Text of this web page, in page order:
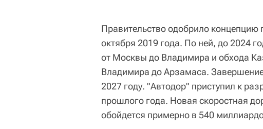
Правительство одобрило
октября 2019 года. По ней, до 2024
от Москвы до Владимира и обхода
Владимира до Арзамаса.
2027 году. "Автодор" приступил к
прошлого года. Новая скоростная
обойдется примерно в 540